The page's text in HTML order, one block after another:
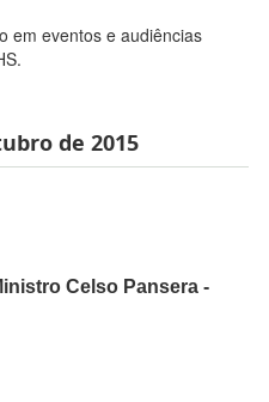
em eventos e audiências
de 2015
Celso Pansera -